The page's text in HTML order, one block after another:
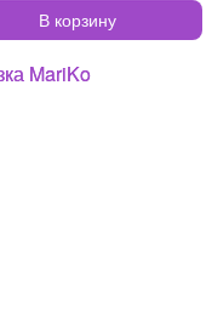
В корзину